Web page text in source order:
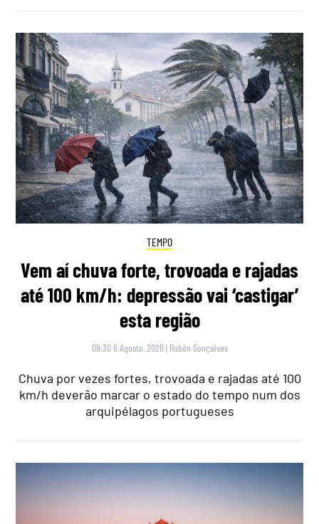
TEMPO
Vem aí chuva forte, trovoada e rajadas
até 100 km/h: depressão vai ‘castigar’
esta região
09:30 6 Agosto, 2026 | Rubén Gonçalves
Chuva por vezes fortes, trovoada e rajadas até 100
km/h deverão marcar o estado do tempo num dos
arquipélagos portugueses